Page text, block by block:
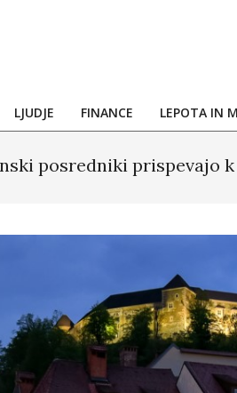
LJUDJE FINANCE LEPOTA IN
posredniki prispevajo